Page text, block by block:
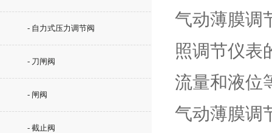
- 自力式压力调节阀
- 刀闸阀
- 闸阀
- 截止阀
气动薄膜调
照调节仪表
流量和液位
气动薄膜调